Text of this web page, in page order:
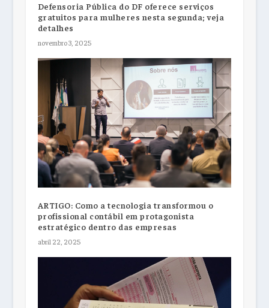
Defensoria Pública do DF oferece serviços
gratuitos para mulheres nesta segunda; veja
detalhes
novembro 3, 2025
ARTIGO: Como a tecnologia transformou o
profissional contábil em protagonista
estratégico dentro das empresas
abril 22, 2025